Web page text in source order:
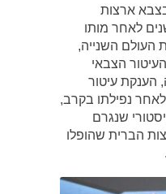
בצבא ארצות
בשנת 2002, 58 שנים לאחר מותו
השנייה,
הצבאי
הענקת עיטור
נפילתו בקרב,
שנגרם
הברית שהופלו